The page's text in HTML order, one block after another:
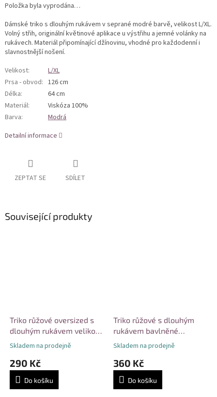
Položka byla vyprodána…
Dámské triko s dlouhým rukávem v seprané modré barvě, velikost L/XL.
Volný střih, originální květinové aplikace u výstřihu a jemné volánky na
rukávech. Materiál připomínající džínovinu, vhodné pro každodenní i
slavnostnější nošení.
Velikost:
L/XL
Prsa - obvod: 126 cm
Délka:
64 cm
Materiál:
Viskóza 100%
Barva:
Modrá
Detailní informace
ZEPTAT SE SDÍLET
Související produkty
Triko růžové oversized s
dlouhým rukávem velikost
S/M
Skladem na prodejně
290 Kč
Do košíku
Triko růžové s dlouhým
rukávem bavlněné
velikost M/L
Skladem na prodejně
360 Kč
Do košíku